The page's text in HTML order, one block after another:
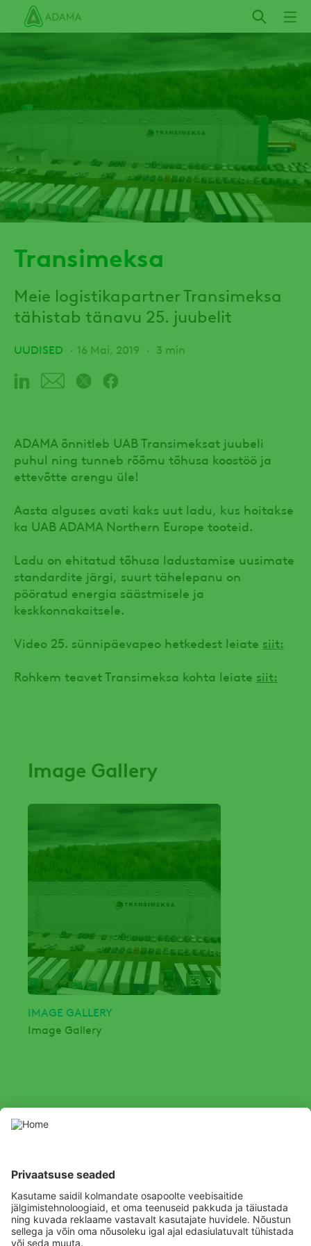
edasi
juurde
Transimeksa
Meie logistikapartner Transimeksa
tähistab tänavu 25. juubelit
UUDISED 16 Mai, 2019 3 min
ADAMA õnnitleb UAB Transimeksat juubeli
puhul ning tunneb rõõmu tõhusa koostöö ja
ettevõtte arengu üle!
Aasta alguses avati kaks uut ladu, kus hoitakse
ka UAB ADAMA Northern Europe tooteid.
Ladu on ehitatud tõhusa ladustamise uusimate
standardite järgi, suurt tähelepanu on
pööratud energia säästmisele ja
keskkonnakaitsele.
Video 25. sünnipäevapeo hetkedest leiate siit:
Rohkem teavet Transimeksa kohta leiate siit:
Image Gallery
3
IMAGE GALLERY
Image Gallery
Channel
Kasutage taimekaitsevahendeid ettevaatlikult. Enne kasutamist